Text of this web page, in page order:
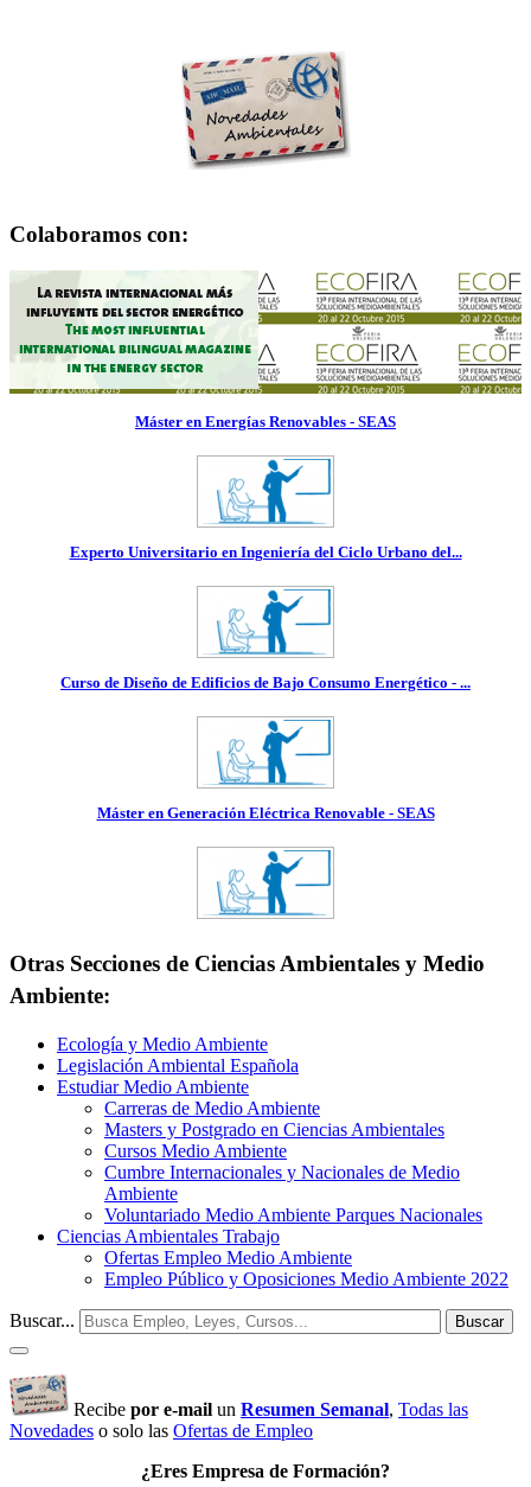
Colaboramos con:
Máster en Energías Renovables - SEAS
Experto Universitario en Ingeniería del Ciclo Urbano del...
Curso de Diseño de Edificios de Bajo Consumo Energético - ...
Máster en Generación Eléctrica Renovable - SEAS
Otras Secciones de Ciencias Ambientales y Medio
Ambiente:
Ecología y Medio Ambiente
Legislación Ambiental Española
Estudiar Medio Ambiente
Carreras de Medio Ambiente
Masters y Postgrado en Ciencias Ambientales
Cursos Medio Ambiente
Cumbre Internacionales y Nacionales de Medio
Ambiente
Voluntariado Medio Ambiente Parques Nacionales
Ciencias Ambientales Trabajo
Ofertas Empleo Medio Ambiente
Empleo Público y Oposiciones Medio Ambiente 2022
Buscar... Buscar
Recibe por e-mail un Resumen Semanal, Todas las
Novedades o solo las Ofertas de Empleo
¿Eres Empresa de Formación?